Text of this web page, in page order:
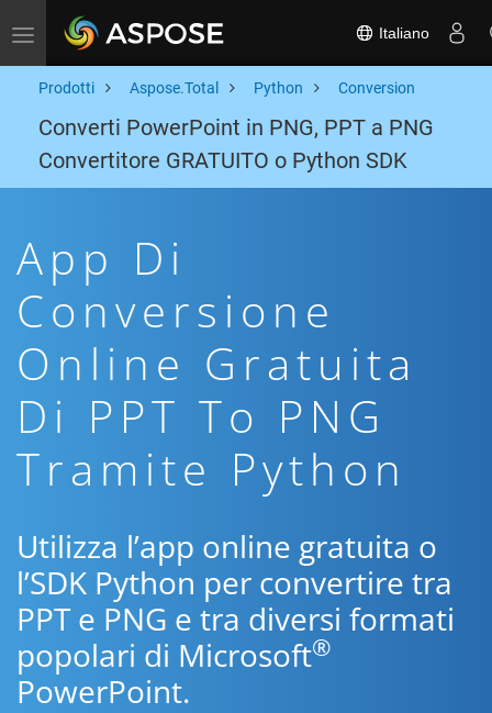
Toggle navigation Italiano
Prodotti Aspose.Total Python Conversion
Converti PowerPoint in PNG, PPT a PNG
Convertitore GRATUITO o Python SDK
App Di
Conversione
Online Gratuita
Di PPT To PNG
Tramite Python
Utilizza l’app online gratuita o
l’SDK Python per convertire tra
PPT e PNG e tra diversi formati
popolari di Microsoft®
PowerPoint.